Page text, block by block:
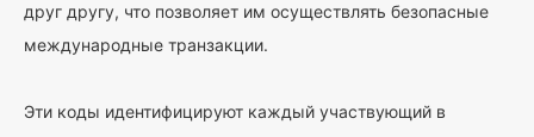
друг другу, что позволяет им осуществлять безопасные
международные транзакции.
Эти коды идентифицируют каждый участвующий в